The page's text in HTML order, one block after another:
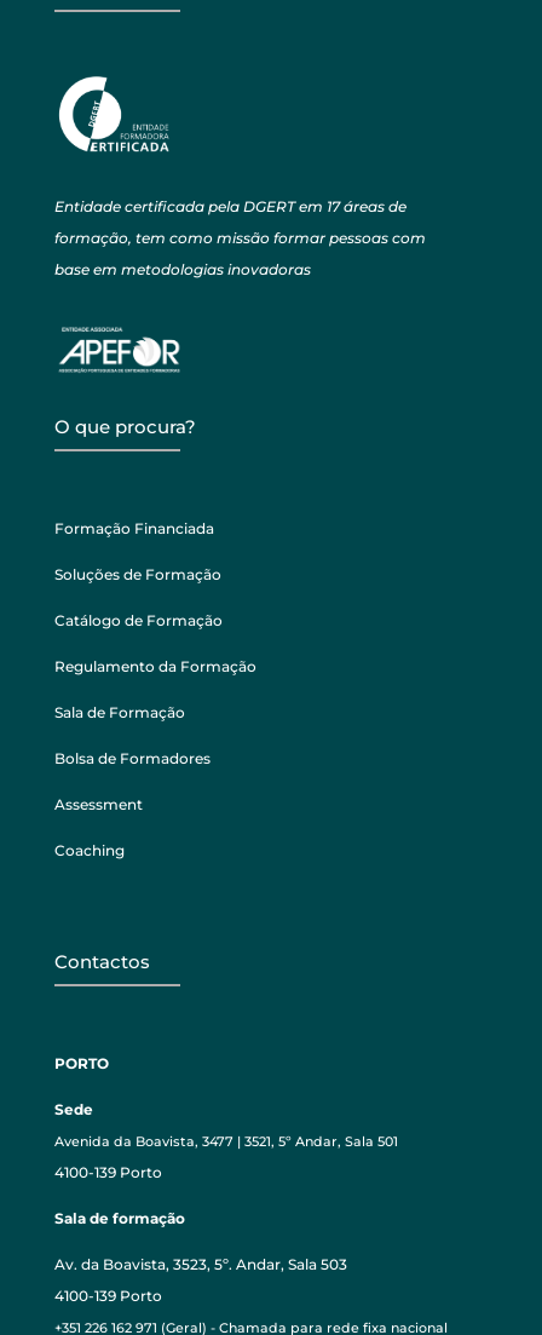
Entidade certificada pela DGERT em 17 áreas de
formação, tem como missão formar pessoas com
base em metodologias inovadoras
O que procura?
Formação Financiada
Soluções de Formação
Catálogo de Formação
Regulamento da Formação
Sala de Formação
Bolsa de Formadores
Assessment
Coaching
Contactos
PORTO
Sede
Avenida da Boavista, 3477 | 3521, 5º Andar, Sala 501
4100-139 Porto
Sala de formação
Av. da Boavista, 3523, 5º. Andar, Sala 503
4100-139 Porto
+351 226 162 971 (Geral) - Chamada para rede fixa nacional